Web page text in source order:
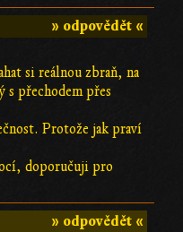
» odpovědět «
si reálnou zbraň, na
s přechodem přes
Protože jak praví
doporučuji pro
» odpovědět «